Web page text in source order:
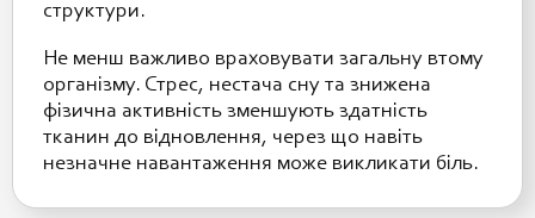
структури.
Не менш важливо враховувати загальну втому
організму. Стрес, нестача сну та знижена
фізична активність зменшують здатність
тканин до відновлення, через що навіть
незначне навантаження може викликати біль.